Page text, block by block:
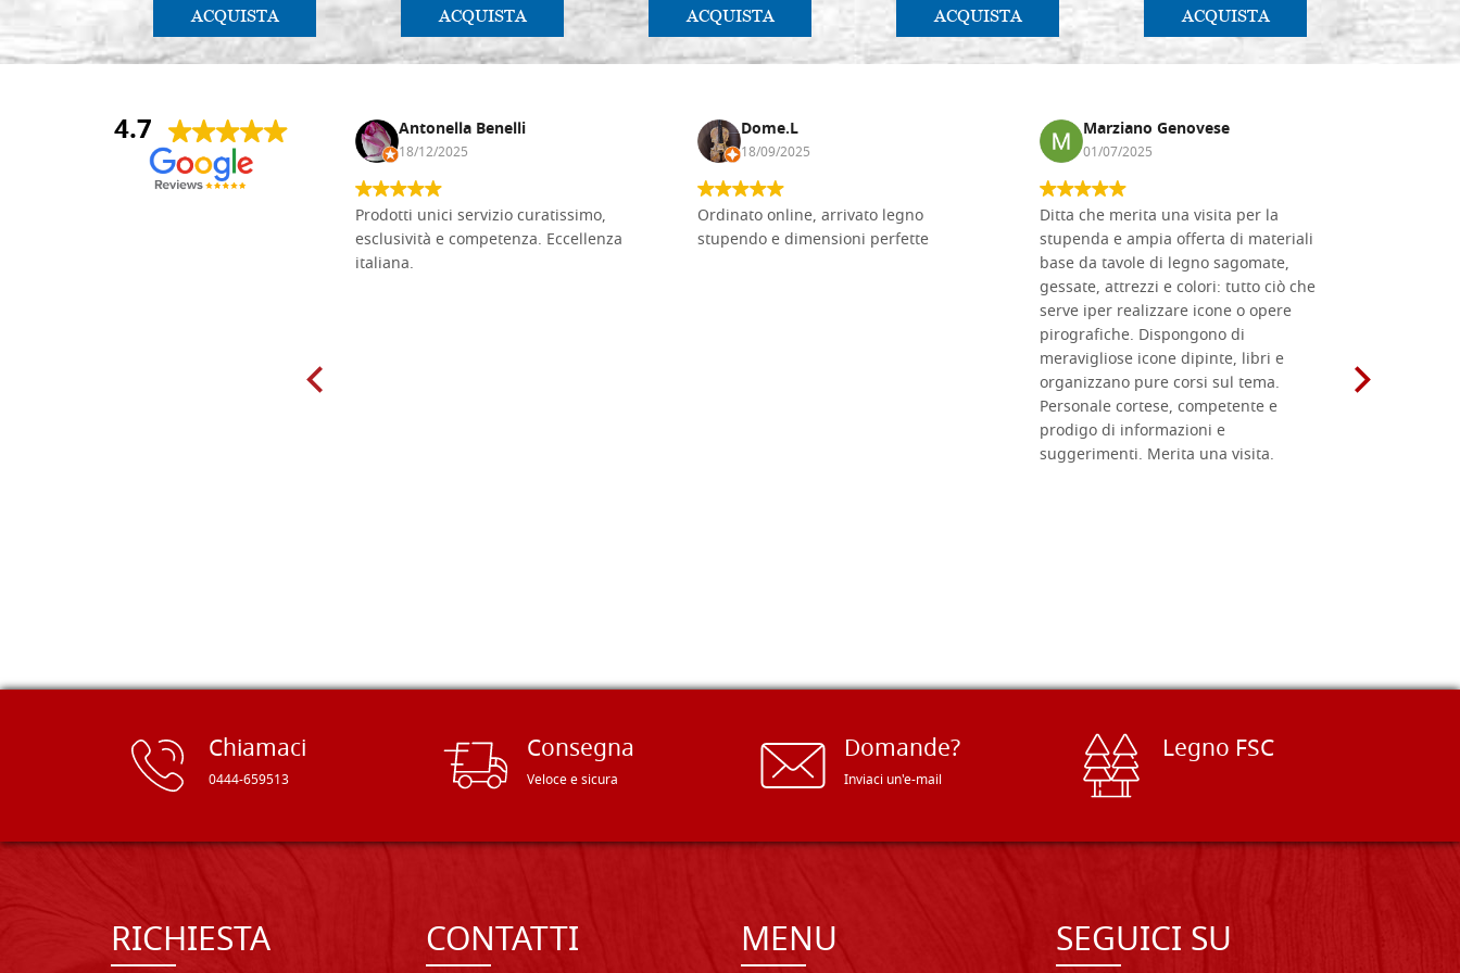
ACQUISTA ACQUISTA ACQUISTA ACQUISTA ACQUISTA
4.7
Andrea Monguzzi Antonella Benelli
18/12/2025
Prodotti unici servizio curatissimo,
esclusività e competenza. Eccellenza
italiana.
Dome.L
18/09/2025
Ordinato online, arrivato legno
stupendo e dimensioni perfette
Marziano Genovese
01/07/2025
Ditta che merita una visita per la
stupenda e ampia offerta di materiali
base da tavole di legno sagomate,
gessate, attrezzi e colori: tutto ciò che
serve iper realizzare icone o opere
pirografiche. Dispongono di
meravigliose icone dipinte, libri e
organizzano pure corsi sul tema.
Personale cortese, competente e
prodigo di informazioni e
suggerimenti. Merita una visita.
Chiamaci
0444-659513
Consegna
Veloce e sicura
Domande?
Inviaci un'e-mail
Legno FSC
RICHIESTA CONTATTI MENU SEGUICI SU